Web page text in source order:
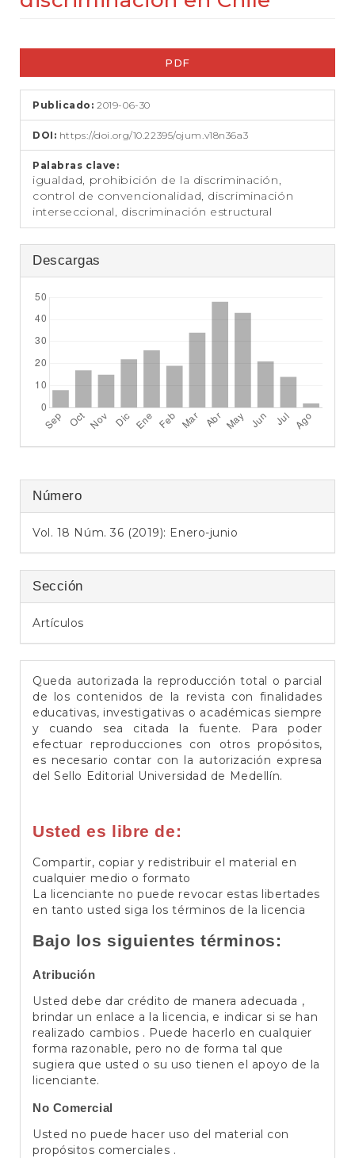
i
o
Barra
lateral
del
artículo
PDF
Publicado:2019-06-30
DOI: https://doi.org/10.22395/ojum.v18n36a3
Palabras clave:
igualdad, prohibición de la discriminación,
control de convencionalidad, discriminación
interseccional, discriminación estructural
Descargas
Número
Vol. 18 Núm. 36 (2019): Enero-junio
Sección
Artículos
Queda autorizada la reproducción total o parcial
de los contenidos de la revista con finalidades
educativas, investigativas o académicas siempre
y cuando sea citada la fuente. Para poder
efectuar reproducciones con otros propósitos,
es necesario contar con la autorización expresa
del Sello Editorial Universidad de Medellín.
Usted es libre de:
Compartir, copiar y redistribuir el material en
cualquier medio o formato
La licenciante no puede revocar estas libertades
en tanto usted siga los términos de la licencia
Bajo los siguientes términos:
Atribución
Usted debe dar crédito de manera adecuada ,
brindar un enlace a la licencia, e indicar si se han
realizado cambios . Puede hacerlo en cualquier
forma razonable, pero no de forma tal que
sugiera que usted o su uso tienen el apoyo de la
licenciante.
No Comercial
Usted no puede hacer uso del material con
propósitos comerciales .